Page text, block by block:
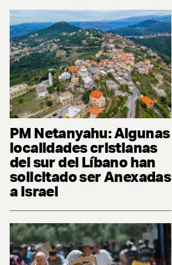
PM Netanyahu: Algunas
localidades cristianas
del sur del Líbano han
solicitado ser Anexadas
a Israel